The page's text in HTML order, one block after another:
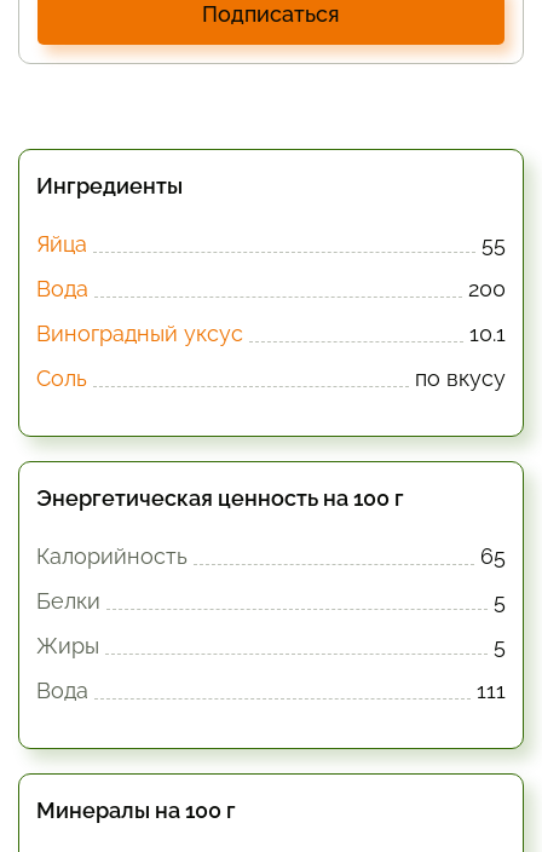
Подписаться
Ингредиенты
Яйца
55
Вода
200
Виноградный уксус
10.1
Соль
по вкусу
Энергетическая ценность на 100 г
Калорийность
65
Белки
5
Жиры
5
Вода
111
Минералы на 100 г